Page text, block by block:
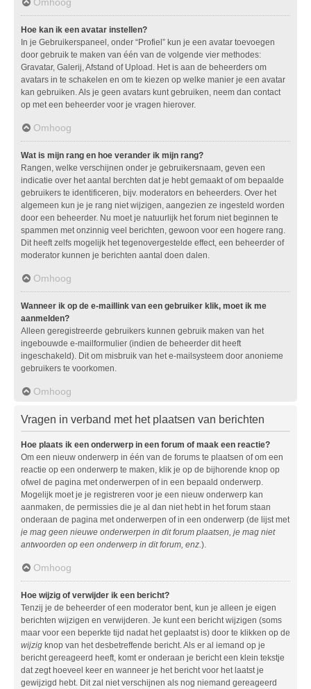
Hoe kan ik een avatar instellen?
In je Gebruikerspaneel, onder “Profiel” kun je een avatar toevoegen
door gebruik te maken van één van de volgende vier methodes:
Gravatar, Galerij, Afstand of Upload. Het is aan de beheerders om
avatars in te schakelen en om te kiezen op welke manier je een avatar
kan gebruiken. Als je geen avatars kunt gebruiken, neem dan contact
op met een beheerder voor je vragen hierover.
Omhoog
Wat is mijn rang en hoe verander ik mijn rang?
Rangen, welke verschijnen onder je gebruikersnaam, geven een
indicatie over het aantal berchten dat je hebt gemaakt of om bepaalde
gebruikers te identificeren, bijv. moderators en beheerders. Over het
algemeen kun je je rang niet wijzigen, aangezien ze ingesteld worden
door een beheerder. Nu moet je natuurlijk het forum niet beginnen te
spammen met onzinnig veel berichten, gewoon voor een hogere rang.
Dit heeft zelfs mogelijk het tegenovergestelde effect, een beheerder of
moderator kunnen je berichten aantal doen dalen.
Omhoog
Wanneer ik op de e-maillink van een gebruiker klik, moet ik me
aanmelden?
Alleen geregistreerde gebruikers kunnen gebruik maken van het
ingebouwde e-mailformulier (indien de beheerder dit heeft
ingeschakeld). Dit om misbruik van het e-mailsysteem door anonieme
gebruikers te voorkomen.
Omhoog
Vragen in verband met het plaatsen van berichten
Hoe plaats ik een onderwerp in een forum of maak een reactie?
Om een nieuw onderwerp in één van de forums te plaatsen of om een
reactie op een onderwerp te maken, klik je op de bijhorende knop op
ofwel de pagina met onderwerpen of in een bepaald onderwerp.
Mogelijk moet je je registreren voor je een nieuw onderwerp kan
aanmaken, de permissies die je al dan niet hebt in het forum staan
onderaan de pagina met onderwerpen of in een onderwerp (de lijst met
je mag geen nieuwe onderwerpen in dit forum plaatsen, je mag niet
antwoorden op een onderwerp in dit forum, enz.).
Omhoog
Hoe wijzig of verwijder ik een bericht?
Tenzij je de beheerder of een moderator bent, kun je alleen je eigen
berichten wijzigen en verwijderen. Je kunt een bericht wijzigen (soms
maar voor een beperkte tijd nadat het geplaatst is) door te klikken op de
wijzig knop van het desbetreffende bericht. Als er al iemand op je
bericht gereageerd heeft, komt er onderaan je bericht een klein tekstje
dat zegt hoeveel keer en wanneer je het bericht voor het laatst je
gewijzigd hebt. Dit zal niet verschijnen als nog niemand gereageerd